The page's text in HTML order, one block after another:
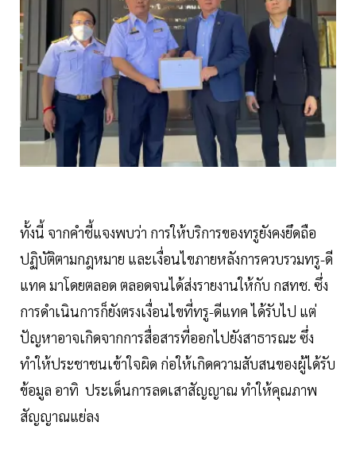
ทั้งนี้ จากคำชี้แจงพบว่า การให้บริการของทรูยังคงยึดถือ
ปฏิบัติตามกฎหมาย และเงื่อนไขภายหลังการควบรวมทรู-ดี
แทค มาโดยตลอด ตลอดจนได้ส่งรายงานให้กับ กสทช. ซึ่ง
การดำเนินการก็ยังตรงเงื่อนไขที่ทรู-ดีแทค ได้รับไป แต่
ปัญหาอาจเกิดจากการสื่อสารที่ออกไปยังสาธารณะ ซึ่ง
ทำให้ประชาชนเข้าใจผิด ก่อให้เกิดความสับสนของผู้ได้รับ
ข้อมูล อาทิ ประเด็นการลดเสาสัญญาณ ทำให้คุณภาพ
สัญญาณแย่ลง